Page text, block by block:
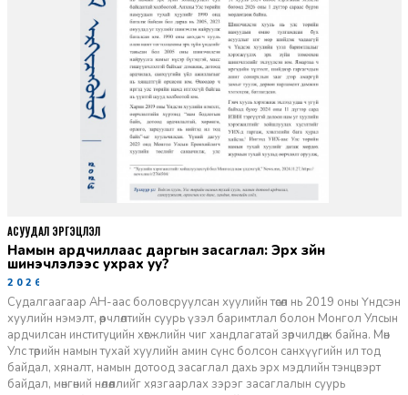
Намын ардчиллаас даргын засаглал: Эрх зүйн
шинэчлэлээс ухрах уу?
2026-07-08
Судалгаагаар АН-аас боловсруулсан хуулийн төсөл нь 2019 оны Үндсэн
хуулийн нэмэлт, өөрчлөлтийн суурь үзэл баримтлал болон Монгол Улсын
ардчилсан институцийн хөгжлийн чиг хандлагатай зөрчилдөж байна. Мөн
Улс төрийн намын тухай хуулийн амин сүнс болсон санхүүгийн ил тод
байдал, хяналт, намын дотоод засаглал дахь эрх мэдлийн тэнцвэрт
байдал, мөнгөний нөлөөллийг хязгаарлах зэрэг засаглалын суурь
АСУУДАЛ ЭРГЭЦҮҮЛЭЛ